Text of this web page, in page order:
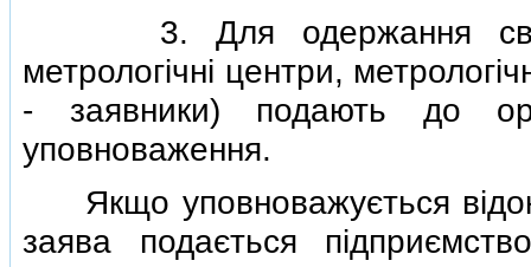
3. Для одержання
метрологiчнi центри,
- заявники) подають до
уповноваження.
Якщо уповноважується
заява подається